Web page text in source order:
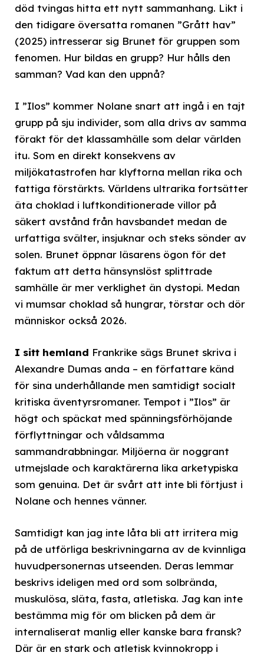
död tvingas hitta ett nytt sammanhang. Likt i
den tidigare översatta romanen ”Grått hav”
(2025) intresserar sig Brunet för gruppen som
fenomen. Hur bildas en grupp? Hur hålls den
samman? Vad kan den uppnå?
I ”Ilos” kommer Nolane snart att ingå i en tajt
grupp på sju individer, som alla drivs av samma
förakt för det klassamhälle som delar världen
itu. Som en direkt konsekvens av
miljökatastrofen har klyftorna mellan rika och
fattiga förstärkts. Världens ultrarika fortsätter
äta choklad i luftkonditionerade villor på
säkert avstånd från havsbandet medan de
urfattiga svälter, insjuknar och steks sönder av
solen. Brunet öppnar läsarens ögon för det
faktum att detta hänsynslöst splittrade
samhälle är mer verklighet än dystopi. Medan
vi mumsar choklad så hungrar, törstar och dör
människor också 2026.
I sitt hemland Frankrike sägs Brunet skriva i
Alexandre Dumas anda – en författare känd
för sina underhållande men samtidigt socialt
kritiska äventyrsromaner. Tempot i ”Ilos” är
högt och späckat med spänningsförhöjande
förflyttningar och våldsamma
sammandrabbningar. Miljöerna är noggrant
utmejslade och karaktärerna lika arketypiska
som genuina. Det är svårt att inte bli förtjust i
Nolane och hennes vänner.
Samtidigt kan jag inte låta bli att irritera mig
på de utförliga beskrivningarna av de kvinnliga
huvudpersonernas utseenden. Deras lemmar
beskrivs ideligen med ord som solbrända,
muskulösa, släta, fasta, atletiska. Jag kan inte
bestämma mig för om blicken på dem är
internaliserat manlig eller kanske bara fransk?
Där är en stark och atletisk kvinnokropp i